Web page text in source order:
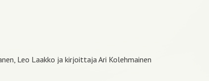
Leo Laakko ja kirjoittaja Ari Kolehmainen